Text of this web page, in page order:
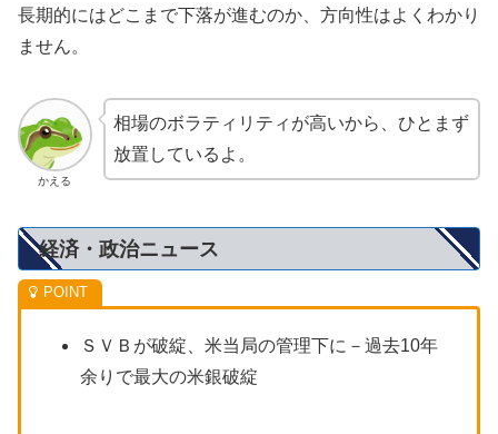
長期的にはどこまで下落が進むのか、方向性はよくわかり
ません。
かえる
相場のボラティリティが高いから、ひとまず
放置しているよ。
経済・政治ニュース
ＳＶＢが破綻、米当局の管理下に－過去10年
余りで最大の米銀破綻